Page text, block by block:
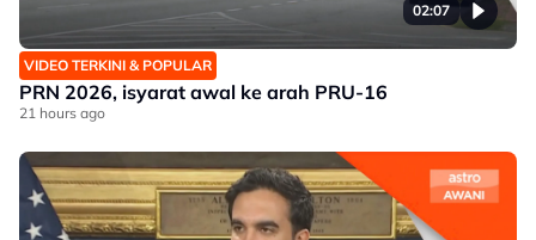
02:07
VIDEO TERKINI & POPULAR
PRN 2026, isyarat awal ke arah PRU-16
21 hours ago